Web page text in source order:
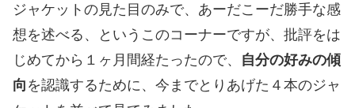
ジャケットの見た目のみで、あーだこーだ勝手な感
想を述べる、というこのコーナーですが、批評をは
じめてから１ヶ月間経たったので、 自分の好みの傾
向 を認識するために、今までとりあげた４本のジャ